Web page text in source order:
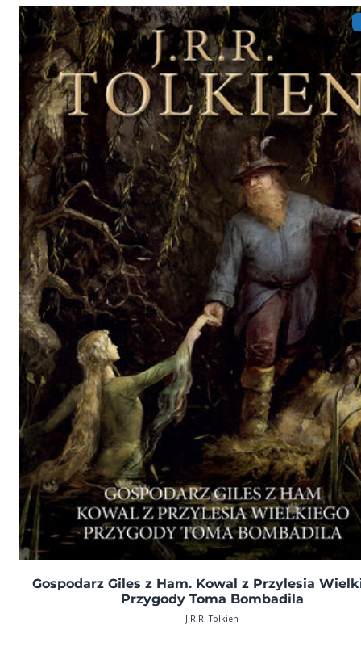
Gospodarz Giles z Ham. Kowal z Przylesia
Przygody Toma Bombadila
J.R.R. Tolkien